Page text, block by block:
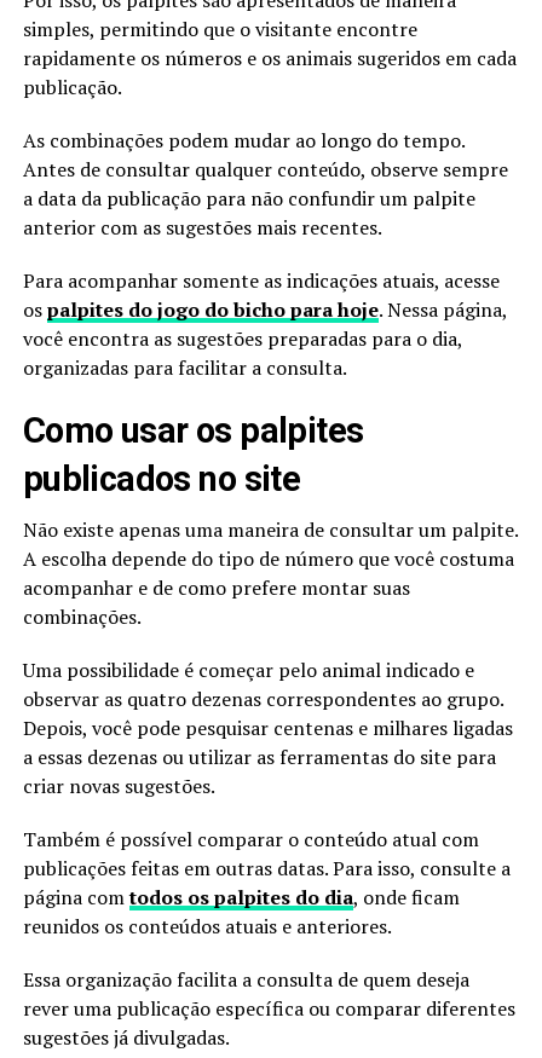
simples, permitindo que o visitante encontre
rapidamente os números e os animais sugeridos em cada
publicação.
As combinações podem mudar ao longo do tempo.
Antes de consultar qualquer conteúdo, observe sempre
a data da publicação para não confundir um palpite
anterior com as sugestões mais recentes.
Para acompanhar somente as indicações atuais, acesse
ospalpites do jogo do bicho para hoje. Nessa página,
você encontra as sugestões preparadas para o dia,
organizadas para facilitar a consulta.
Como usar os palpites
publicados no site
Não existe apenas uma maneira de consultar um palpite.
A escolha depende do tipo de número que você costuma
acompanhar e de como prefere montar suas
combinações.
Uma possibilidade é começar pelo animal indicado e
observar as quatro dezenas correspondentes ao grupo.
Depois, você pode pesquisar centenas e milhares ligadas
a essas dezenas ou utilizar as ferramentas do site para
criar novas sugestões.
Também é possível comparar o conteúdo atual com
publicações feitas em outras datas. Para isso, consulte a
página comtodos os palpites do dia, onde ficam
reunidos os conteúdos atuais e anteriores.
Essa organização facilita a consulta de quem deseja
rever uma publicação específica ou comparar diferentes
sugestões já divulgadas.